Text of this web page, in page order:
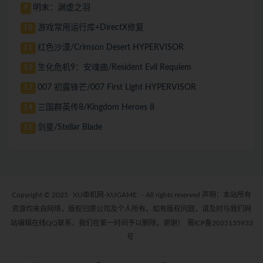
9 明末：渊虚之羽
10 游戏常用运行库+DirectX修复
11 红色沙漠/Crimson Desert HYPERVISOR
12 生化危机9：安魂曲/Resident Evil Requiem
13 007 初露锋芒/007 First Light HYPERVISOR
14 三国群英传8/Kingdom Heroes 8
15 剑星/Stellar Blade
Copyright © 2025 XU单机网-XUGAME
- All rights reserved 声明：本站所有
资源均来自网络，版权归原公司及个人所有。如有版权问题，请及时与我们网
站编辑在线QQ联系，我们在第一时间予以删除，谢谢！
蜀ICP备2025135933
号